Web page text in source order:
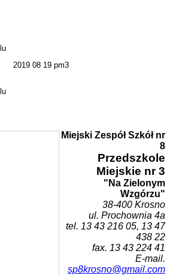
Miejski Zespół Szkół nr
8
Przedszkole
Miejskie nr 3
"Na Zielonym
Wzgórzu"
38-400 Krosno
ul. Prochownia 4a
tel. 13 43 216 05, 13 47
438 22
fax. 13 43 224 41
E-mail.
sp8krosno@gmail.com